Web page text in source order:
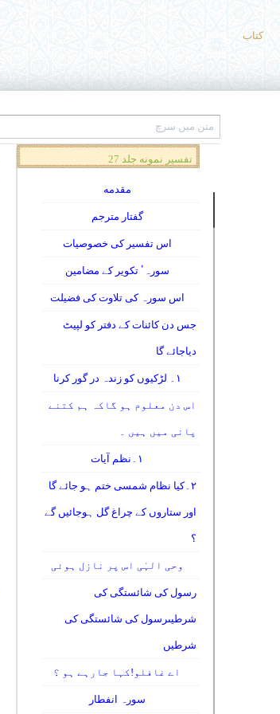
کتاب
تفسیر نمونه جلد 27
مقدمه
گفتار مترجم
اس تفسیر کی خصوصیات
سورہٴ تکویر کے مضامین
اس سورہ کی تلاوت کی فضیلت
جس دن کائنات کے دفتر کو لپیٹ
دیاجائے گا
۱۔ لڑکیوں کو زندہ در گور کرنا
اس دن معلوم ہو گاکہ ہم کتنے
پانی میں ہیں ۔
۱۔نظم آیات
۲۔کیا نظام شمسی ختم ہو جائے گا
اور ستاروں کے چراغ گل ہوجائیں گے
؟
وحی الہٰی اس پر نازل ہوئی
رسول کی شائستگی کی
شرطیںرسول کی شائستگی کی
شرطیں
اے غافلو!کہا جارہے ہو ؟
سورہ انفطار